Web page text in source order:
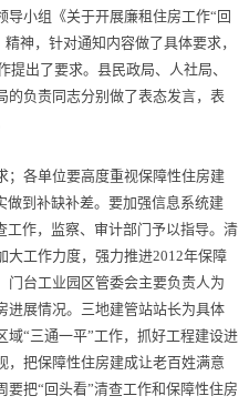
小组《关于开展廉租住房工作“回
神，针对通知内容做了具体要求，
出了要求。县民政局、人社局、
的负责同志分别做了表态发言，表
各单位要高度重视保障性住房建
做到补缺补差。要加强信息系统建
工作，监察、审计部门予以指导。清
大工作力度，强力推进2012年保障
门台工业园区管委会主要负责人为
进展情况。三地建管站站长为具体
域“三通一平”工作，抓好工程建设进
，把保障性住房建成让老百姓满意
把“回头看”清查工作和保障性住房